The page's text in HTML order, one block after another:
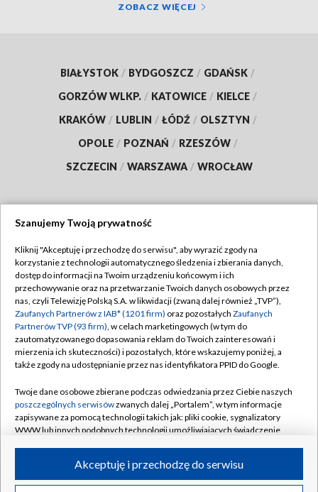
ZOBACZ WIĘCEJ
BIAŁYSTOK / BYDGOSZCZ / GDAŃSK /
GORZÓW WLKP. / KATOWICE / KIELCE /
KRAKÓW / LUBLIN / ŁÓDŹ / OLSZTYN /
OPOLE / POZNAŃ / RZESZÓW /
SZCZECIN / WARSZAWA / WROCŁAW
TVP
Abonament TVP
Emisja w TVP
Centrum informacji TVP
Naziemna Telewizja Cyfrowa
Rada Programowa
System NOS
Informacje o nadawcy
Program dla prasy
Regulamin TVP
Polityka prywatności
Moje zgody
Pomoc
Kontakt
Kanały
©2026 Telewizja Polska S.A. w likwidacji
Szanujemy Twoją prywatność
Kliknij "Akceptuję i przechodzę do serwisu", aby wyrazić zgody na
korzystanie z technologii automatycznego śledzenia i zbierania danych,
dostęp do informacji na Twoim urządzeniu końcowym i ich
przechowywanie oraz na przetwarzanie Twoich danych osobowych przez
nas, czyli Telewizję Polską S.A. w likwidacji (zwaną dalej również „TVP”),
Zaufanych Partnerów z IAB* (1201 firm) oraz pozostałych Zaufanych
Partnerów TVP (93 firm), w celach marketingowych (w tym do
zautomatyzowanego dopasowania reklam do Twoich zainteresowań i
mierzenia ich skuteczności) i pozostałych, które wskazujemy poniżej, a
także zgody na udostępnianie przez nas identyfikatora PPID do Google.
Twoje dane osobowe zbierane podczas odwiedzania przez Ciebie naszych
poszczególnych serwisówzwanych dalej „Portalem”, w tym informacje
zapisywane za pomocą technologii takich jak: pliki cookie, sygnalizatory
WWW lub innych podobnych technologii umożliwiających świadczenie
ruchu w Internecie.Akceptuję i przechodzę do serwisu